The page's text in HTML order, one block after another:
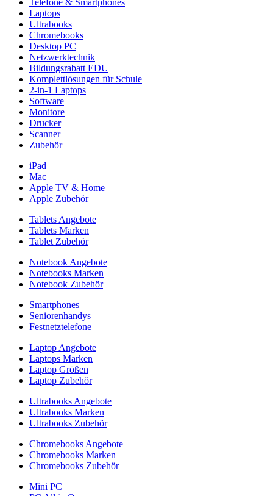
Telefone & Smartphones
Laptops
Ultrabooks
Chromebooks
Desktop PC
Netzwerktechnik
Bildungsrabatt EDU
Komplettlösungen für Schule
2-in-1 Laptops
Software
Monitore
Drucker
Scanner
Zubehör
iPad
Mac
Apple TV & Home
Apple Zubehör
Tablets Angebote
Tablets Marken
Tablet Zubehör
Notebook Angebote
Notebooks Marken
Notebook Zubehör
Smartphones
Seniorenhandys
Festnetztelefone
Laptop Angebote
Laptops Marken
Laptop Größen
Laptop Zubehör
Ultrabooks Angebote
Ultrabooks Marken
Ultrabooks Zubehör
Chromebooks Angebote
Chromebooks Marken
Chromebooks Zubehör
Mini PC